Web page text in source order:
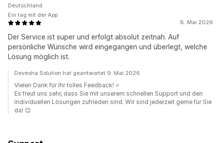
8. Mai 2026
Der Service ist super und erfolgt absolut zeitnah. Auf
persönliche Wünsche wird eingegangen und überlegt, welche
Lösung möglich ist.
Deutschland
Ein tag mit der App
Devesha Solution hat geantwortet 9. Mai 2026
Vielen Dank für Ihr tolles Feedback! ⭐
Es freut uns sehr, dass Sie mit unserem schnellen Support und den
individuellen Lösungen zufrieden sind. Wir sind jederzeit gerne für Sie
da! 😊